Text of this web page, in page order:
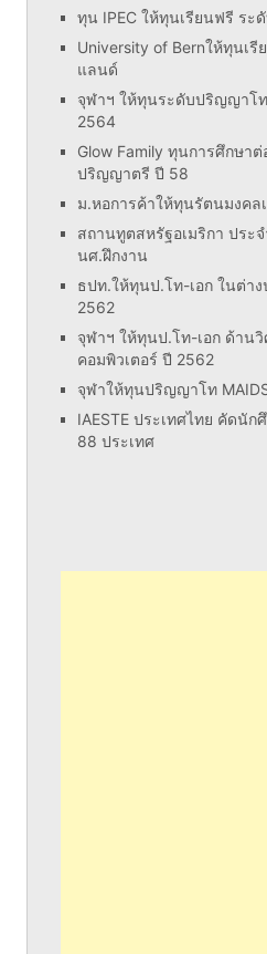
ทุน IPEC ให้ทุนเรียนฟรี ระ
University of Bernให้ทุนเรี
แลนด์
จุฬาฯ ให้ทุนระดับปริญญาโท
2564
Glow Family ทุนการศึกษาต่
ปริญญาตรี ปี 58
ม.หอการค้าให้ทุนรัตนมงคล
สถานทูตสหรัฐอเมริกา ประ
นศ.ฝึกงาน
ธปท.ให้ทุนป.โท-เอก ในต่าง
2562
จุฬาฯ ให้ทุนป.โท-เอก ด้านวิ
คอมพิวเตอร์ ปี 2562
จุฬาให้ทุนปริญญาโท
IAESTE ประเทศไทย คัดนั
88 ประเทศ